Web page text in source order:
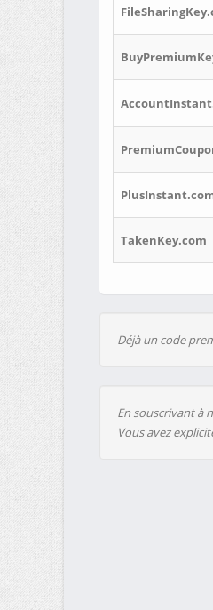
TakenKey.com
Déjà un code
En souscrivant à
Vous avez